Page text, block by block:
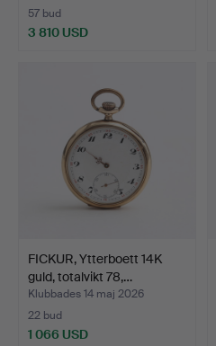
57 bud
3 810 USD
FICKUR, Ytterboett 14K
guld, totalvikt 78,…
Klubbades 14 maj 2026
22 bud
1 066 USD